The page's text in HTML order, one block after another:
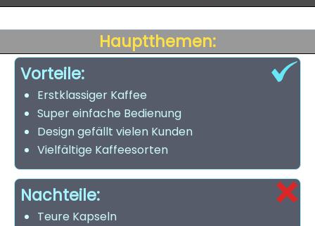
Hauptthemen:
Vorteile:
Erstklassiger Kaffee
Super einfache Bedienung
Design gefällt vielen Kunden
Vielfältige Kaffeesorten
Nachteile:
Teure Kapseln